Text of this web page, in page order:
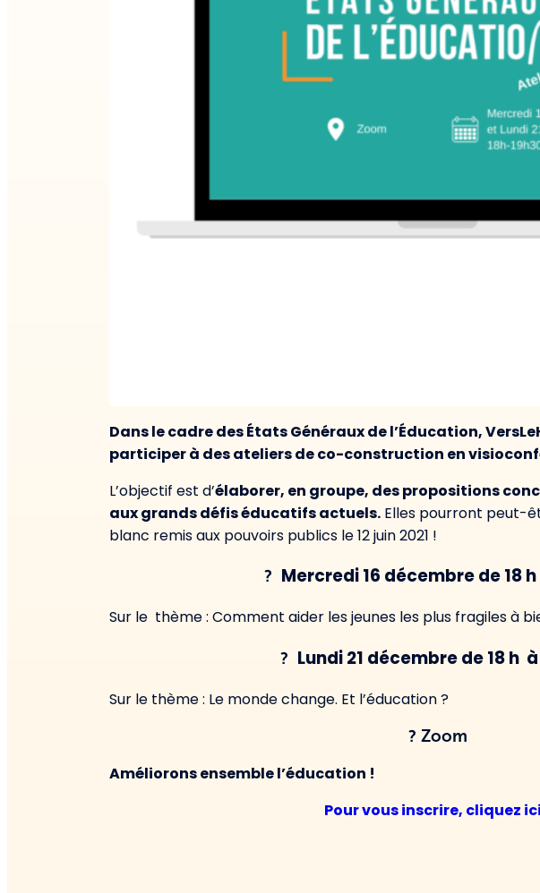
Dans le cadre des États Généraux de l’Éducation,
participer à des ateliers de co-construction en
L’objectif est d’élaborer, en groupe, des propositions
aux grands défis éducatifs actuels. Elles pourront peut-
blanc remis aux pouvoirs publics le 12 juin 2021 !
? Mercredi 16 décembre de 18
Sur le thème : Comment aider les jeunes les plus fragiles à
? Lundi 21 décembre de 18 h à
Sur le thème : Le monde change. Et l’éducation ?
? Zoom
Améliorons ensemble l’éducation !
Pour vous inscrire, cliquez